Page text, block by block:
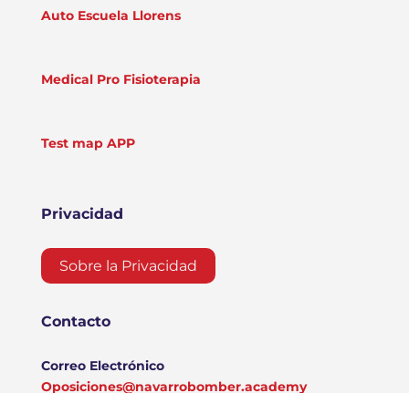
Auto Escuela Llorens
Medical Pro Fisioterapia
Test map APP
Privacidad
Sobre la Privacidad
Contacto
Correo Electrónico
Oposiciones@navarrobomber.academy